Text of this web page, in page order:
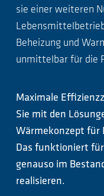
sie einer weiteren
Beheizung und
unmittelbar für die
Maximale
Sie mit den
Wärmekonzept für
Das funktioniert
genauso im
realisieren.